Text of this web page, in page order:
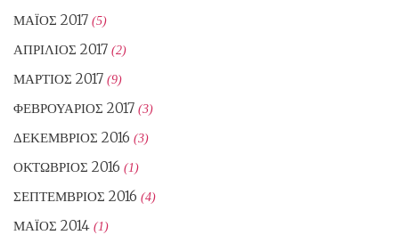
ΜΆΙΟΣ 2017 (5)
ΑΠΡΊΛΙΟΣ 2017 (2)
ΜΆΡΤΙΟΣ 2017 (9)
ΦΕΒΡΟΥΆΡΙΟΣ 2017 (3)
ΔΕΚΈΜΒΡΙΟΣ 2016 (3)
ΟΚΤΏΒΡΙΟΣ 2016 (1)
ΣΕΠΤΈΜΒΡΙΟΣ 2016 (4)
ΜΆΙΟΣ 2014 (1)